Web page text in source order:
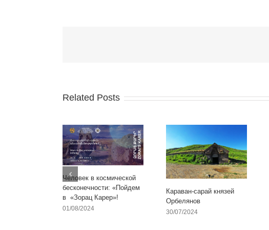
Related Posts
Человек в космической
бесконечности: «Пойдем
в «Зорац Карер»!
01/08/2024
Караван-сарай князей
Орбелянов
30/07/2024